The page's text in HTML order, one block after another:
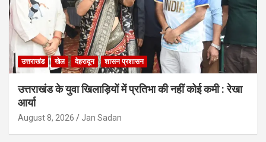
उत्तराखंड खेल देहरादून शासन प्रशासन
उत्तराखंड के युवा खिलाड़ियों में प्रतिभा की नहीं कोई कमी : रेखा
आर्या
August 8, 2026 Jan Sadan